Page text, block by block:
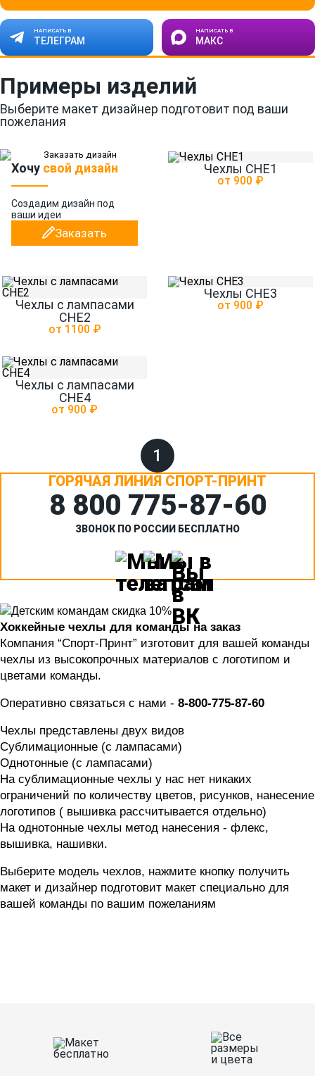
НАПИСАТЬ В
ТЕЛЕГРАМ
НАПИСАТЬ В
МАКС
Примеры изделий
Выберите макет дизайнер подготовит под ваши
пожелания
Хочу свой дизайн
Создадим дизайн под
ваши идеи
Заказать
Чехлы CHE1
от 900 ₽
Чехлы с лампасами
CHE2
от 1100 ₽
Чехлы CHE3
от 900 ₽
Чехлы с лампасами
CHE4
от 900 ₽
1
ГОРЯЧАЯ ЛИНИЯ СПОРТ-ПРИНТ
8 800 775‑87-60
ЗВОНОК ПО РОССИИ БЕСПЛАТНО
Хоккейные чехлы для команды на заказ
Компания “Спорт-Принт” изготовит для вашей команды
чехлы из высокопрочных материалов с логотипом и
цветами команды.
Оперативно связаться с нами - 8-800-775-87-60
Чехлы представлены двух видов
Сублимационные (с лампасами)
Однотонные (с лампасами)
На сублимационные чехлы у нас нет никаких
ограничений по количеству цветов, рисунков, нанесение
логотипов ( вышивка рассчитывается отдельно)
На однотонные чехлы метод нанесения - флекс,
вышивка, нашивки.
Выберите модель чехлов, нажмите кнопку получить
макет и дизайнер подготовит макет специально для
вашей команды по вашим пожеланиям